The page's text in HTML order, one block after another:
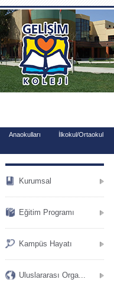
.
Anaokulları İlkokul/Ortaokul
Kurumsal
Eğitim Programı
Kampüs Hayatı
Uluslararası Orga...